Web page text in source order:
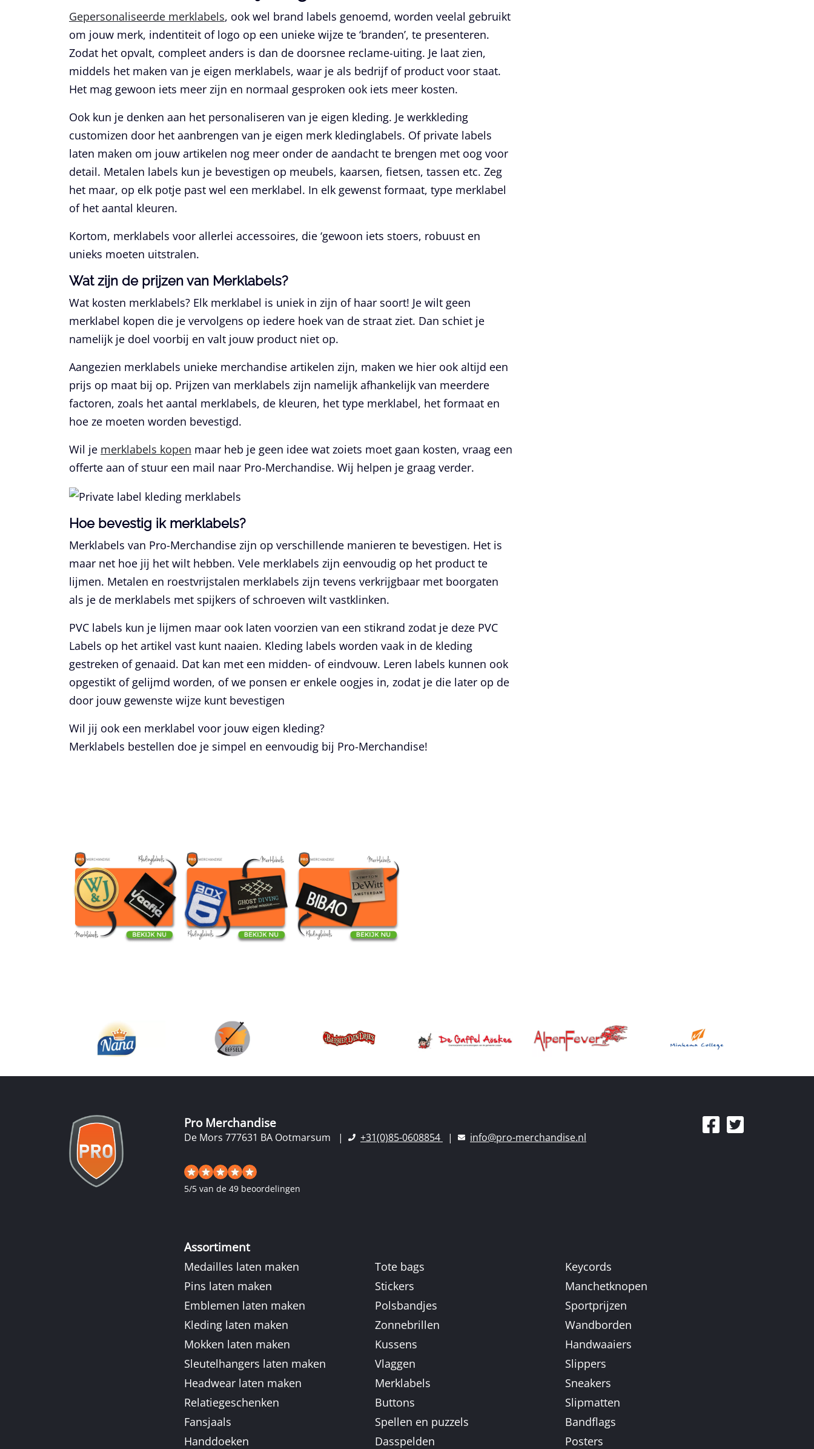
Gepersonaliseerde merklabels, ook wel brand labels genoemd, worden veelal gebruikt
om jouw merk, indentiteit of logo op een unieke wijze te ‘branden’, te presenteren.
Zodat het opvalt, compleet anders is dan de doorsnee reclame-uiting. Je laat zien,
middels het maken van je eigen merklabels, waar je als bedrijf of product voor staat.
Het mag gewoon iets meer zijn en normaal gesproken ook iets meer kosten.
Ook kun je denken aan het personaliseren van je eigen kleding. Je werkkleding
customizen door het aanbrengen van je eigen merk kledinglabels. Of private labels
laten maken om jouw artikelen nog meer onder de aandacht te brengen met oog voor
detail. Metalen labels kun je bevestigen op meubels, kaarsen, fietsen, tassen etc. Zeg
het maar, op elk potje past wel een merklabel. In elk gewenst formaat, type merklabel
of het aantal kleuren.
Kortom, merklabels voor allerlei accessoires, die ‘gewoon iets stoers, robuust en
unieks moeten uitstralen.
Wat zijn de prijzen van Merklabels?
Wat kosten merklabels? Elk merklabel is uniek in zijn of haar soort! Je wilt geen
merklabel kopen die je vervolgens op iedere hoek van de straat ziet. Dan schiet je
namelijk je doel voorbij en valt jouw product niet op.
Aangezien merklabels unieke merchandise artikelen zijn, maken we hier ook altijd een
prijs op maat bij op. Prijzen van merklabels zijn namelijk afhankelijk van meerdere
factoren, zoals het aantal merklabels, de kleuren, het type merklabel, het formaat en
hoe ze moeten worden bevestigd.
Wil je merklabels kopen maar heb je geen idee wat zoiets moet gaan kosten, vraag een
offerte aan of stuur een mail naar Pro-Merchandise. Wij helpen je graag verder.
Hoe bevestig ik merklabels?
Merklabels van Pro-Merchandise zijn op verschillende manieren te bevestigen. Het is
maar net hoe jij het wilt hebben. Vele merklabels zijn eenvoudig op het product te
lijmen. Metalen en roestvrijstalen merklabels zijn tevens verkrijgbaar met boorgaten
als je de merklabels met spijkers of schroeven wilt vastklinken.
PVC labels kun je lijmen maar ook laten voorzien van een stikrand zodat je deze PVC
Labels op het artikel vast kunt naaien. Kleding labels worden vaak in de kleding
gestreken of genaaid. Dat kan met een midden- of eindvouw. Leren labels kunnen ook
opgestikt of gelijmd worden, of we ponsen er enkele oogjes in, zodat je die later op de
door jouw gewenste wijze kunt bevestigen
Wil jij ook een merklabel voor jouw eigen kleding?
Merklabels bestellen doe je simpel en eenvoudig bij Pro-Merchandise!
Pro Merchandise
De Mors 777631 BA Ootmarsum +31(0)85-0608854 info@pro-merchandise.nl
5/5 van de 49 beoordelingen
Assortiment
Medailles laten maken
Pins laten maken
Emblemen laten maken
Kleding laten maken
Mokken laten maken
Sleutelhangers laten maken
Headwear laten maken
Relatiegeschenken
Fansjaals
Handdoeken
Tote bags
Stickers
Polsbandjes
Zonnebrillen
Kussens
Vlaggen
Merklabels
Buttons
Spellen en puzzels
Dasspelden
Keycords
Manchetknopen
Sportprijzen
Wandborden
Handwaaiers
Slippers
Sneakers
Slipmatten
Bandflags
Posters